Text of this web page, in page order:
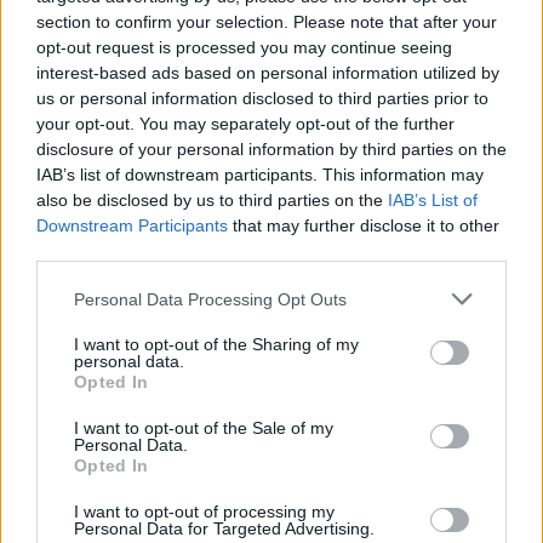
section to confirm your selection. Please note that after your
opt-out request is processed you may continue seeing
interest-based ads based on personal information utilized by
us or personal information disclosed to third parties prior to
your opt-out. You may separately opt-out of the further
disclosure of your personal information by third parties on the
IAB’s list of downstream participants. This information may
also be disclosed by us to third parties on the IAB’s List of
Downstream Participants that may further disclose it to other
Please note that this website/app uses one or more Google
not limited to your visit or usage behaviour. You may click to
grant or deny consent to Google and its third-party tags to
use your data for below specified purposes in below Google
consent section.
Personal Data Processing Opt Outs
I want to opt-out of the Sharing of my
personal data.
Opted In
I want to opt-out of the Sale of my
Personal Data.
Opted In
I want to opt-out of processing my
Personal Data for Targeted Advertising.
ΤΠΕ που θα αναβαθμίσουν την ανταγωνιστικότητά
τους.
-Ποσοστό ενίσχυσης: από 10% έως 50%
-Αφορά επιχειρηματικά σχέδια προϋπολογισμού
από 50.000€ έως 650.000​​€.
Αφορά επιχειρήσεις που έχουν ενσωματώσει ήδη
επιδιώκουν να υλοποιήσουν ολοκληρωμένες
επενδύσεις σε τεχνολογίες αιχμής ή σε λύσεις 4ης
βιομηχανικής επανάστασης.